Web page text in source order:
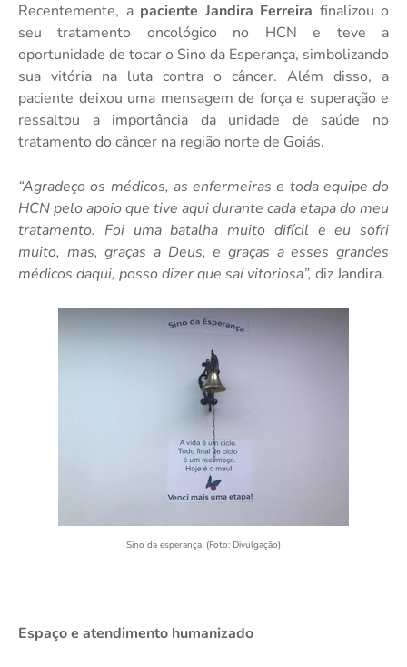
Recentemente, a paciente Jandira Ferreira finalizou o
seu tratamento oncológico no HCN e teve a
oportunidade de tocar o Sino da Esperança, simbolizando
sua vitória na luta contra o câncer. Além disso, a
paciente deixou uma mensagem de força e superação e
ressaltou a importância da unidade de saúde no
tratamento do câncer na região norte de Goiás.
“Agradeço os médicos, as enfermeiras e toda equipe do
HCN pelo apoio que tive aqui durante cada etapa do meu
tratamento. Foi uma batalha muito difícil e eu sofri
muito, mas, graças a Deus, e graças a esses grandes
médicos daqui, posso dizer que saí vitoriosa”, diz Jandira.
Sino da esperança. (Foto: Divulgação)
Espaço e atendimento humanizado